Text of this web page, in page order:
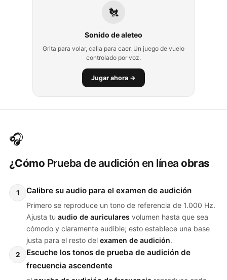
🐔
Sonido de aleteo
Grita para volar, calla para caer. Un juego de vuelo
controlado por voz.
Jugar ahora →
🎧
¿Cómo Prueba de audición en línea obras
1 Calibre su audio para el examen de audición
Primero se reproduce un tono de referencia de 1.000 Hz.
Ajusta tu audio de auriculares volumen hasta que sea
cómodo y claramente audible; esto establece una base
justa para el resto del examen de audición.
2
Escuche los tonos de prueba de audición de
frecuencia ascendente